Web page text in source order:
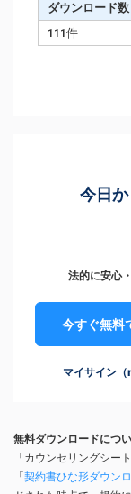
ダウンロード数
111件
今日
法的に安心
今すぐ無料
マイサイン
無料ダウンロードにつ
「カウンセリングシー
「契約書ひな形ダウン